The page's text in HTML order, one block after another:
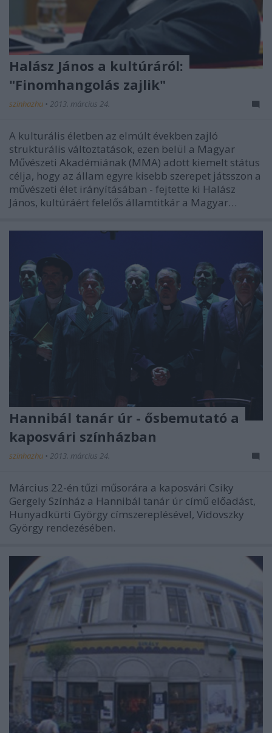
Halász János a kultúráról:
"Finomhangolás zajlik"
szinhazhu • 2013. március 24.
A kulturális életben az elmúlt években zajló
strukturális változtatások, ezen belül a Magyar
Művészeti Akadémiának (MMA) adott kiemelt státus
célja, hogy az állam egyre kisebb szerepet játsszon a
művészeti élet irányításában - fejtette ki Halász
János, kultúráért felelős államtitkár a Magyar…
Hannibál tanár úr - ősbemutató a
kaposvári színházban
szinhazhu • 2013. március 24.
Március 22-én tűzi műsorára a kaposvári Csiky
Gergely Színház a Hannibál tanár úr című előadást,
Hunyadkürti György címszereplésével, Vidovszky
György rendezésében.